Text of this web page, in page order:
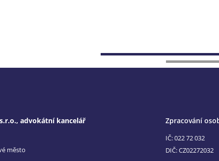
advokátní kancelář
město
Zpracování
IČ: 022 72 032
DIČ: CZ02272032